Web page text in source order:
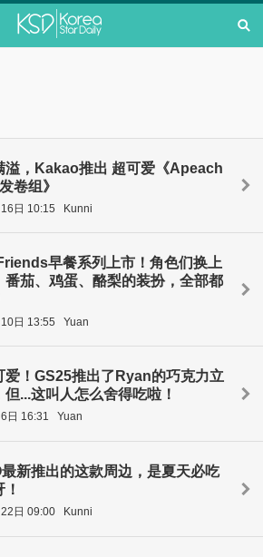
溢，Kakao推出 超可爱《Apeach
卷组》
日 10:15 Kunni
早餐系列上市！角色们换上
番茄、鸡蛋、酪梨的装扮，全部都
日 13:55 Yuan
爱！GS25推出了Ryan的巧克力立
但...这叫人怎么舍得吃啦！
日 16:31 Yuan
新推出的这款周边，是夏天必吃
日 09:00 Kunni